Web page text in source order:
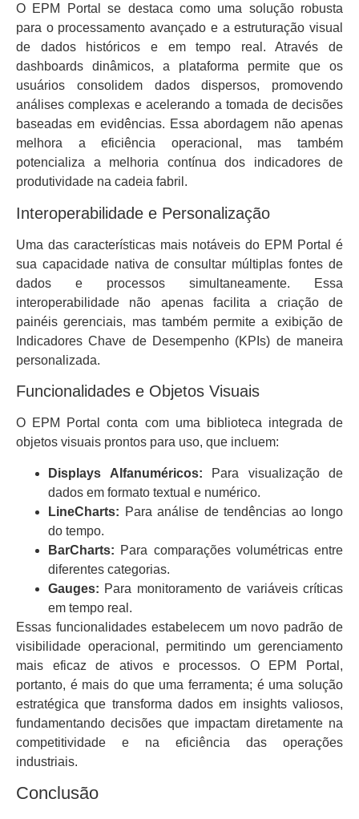
O EPM Portal se destaca como uma solução robusta
para o processamento avançado e a estruturação visual
de dados históricos e em tempo real. Através de
dashboards dinâmicos, a plataforma permite que os
usuários consolidem dados dispersos, promovendo
análises complexas e acelerando a tomada de decisões
baseadas em evidências. Essa abordagem não apenas
melhora a eficiência operacional, mas também
potencializa a melhoria contínua dos indicadores de
produtividade na cadeia fabril.
Interoperabilidade e Personalização
Uma das características mais notáveis do EPM Portal é
sua capacidade nativa de consultar múltiplas fontes de
dados e processos simultaneamente. Essa
interoperabilidade não apenas facilita a criação de
painéis gerenciais, mas também permite a exibição de
Indicadores Chave de Desempenho (KPIs) de maneira
personalizada.
Funcionalidades e Objetos Visuais
O EPM Portal conta com uma biblioteca integrada de
objetos visuais prontos para uso, que incluem:
Displays Alfanuméricos: Para visualização de
dados em formato textual e numérico.
LineCharts: Para análise de tendências ao longo
do tempo.
BarCharts: Para comparações volumétricas entre
diferentes categorias.
Gauges: Para monitoramento de variáveis críticas
em tempo real.
Essas funcionalidades estabelecem um novo padrão de
visibilidade operacional, permitindo um gerenciamento
mais eficaz de ativos e processos. O EPM Portal,
portanto, é mais do que uma ferramenta; é uma solução
estratégica que transforma dados em insights valiosos,
fundamentando decisões que impactam diretamente na
competitividade e na eficiência das operações
industriais.
Conclusão